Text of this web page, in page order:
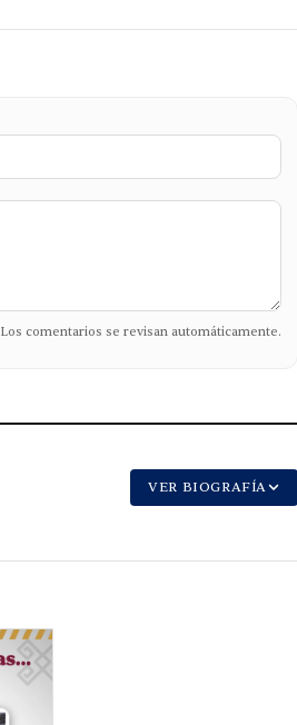
Los comentarios se revisan automáticamente.
VER BIOGRAFÍA